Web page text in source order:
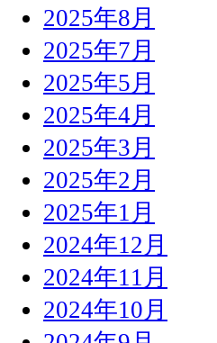
2025年8月
2025年7月
2025年5月
2025年4月
2025年3月
2025年2月
2025年1月
2024年12月
2024年11月
2024年10月